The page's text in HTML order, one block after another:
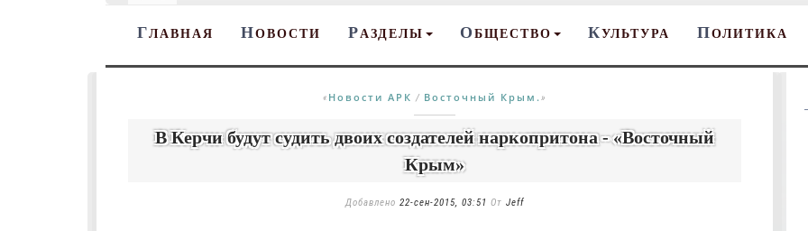
ГЛАВНАЯ НОВОСТИ Р АЗДЕЛЫ О БЩЕСТВО КУЛЬТУРА ПОЛИТИКА
« Новости АРК / Восточный Крым. »
В Керчи будут судить двоих создателей наркопритона - «Восточный
Крым»
Добавлено 22-сен-2015, 03:51 От Jeff